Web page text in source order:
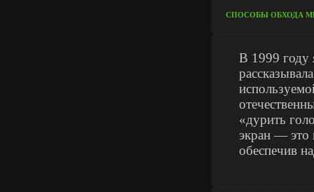
СПОСОБЫ ОБХОДА
В 1999 году
«дурить
экран — это
обеспечив